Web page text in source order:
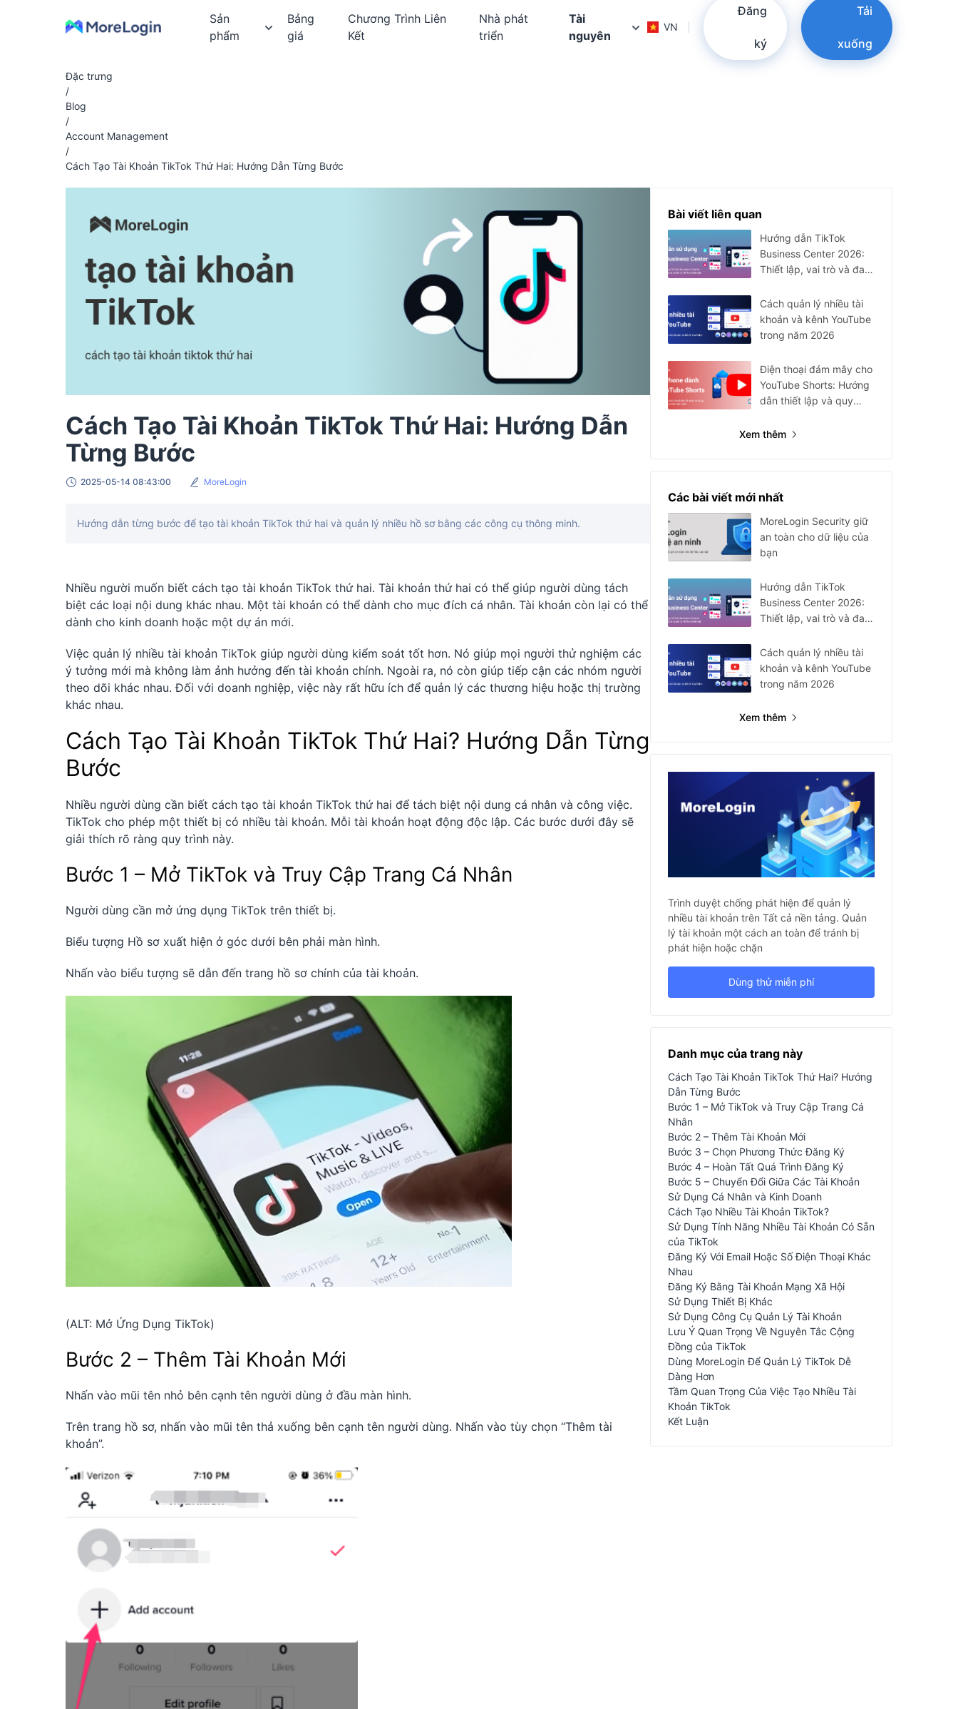
Sản
phẩm
Bảng
giá
Chương Trình Liên
Kết
Nhà phát
triển
Tài
nguyên
VN
Đăng
ký
Tải
xuống
Đặc trưng
/
Blog
/
Account Management
/
Cách Tạo Tài Khoản TikTok Thứ Hai: Hướng Dẫn Từng Bước
Cách Tạo Tài Khoản TikTok Thứ Hai: Hướng Dẫn
Từng Bước
2025-05-14 08:43:00 MoreLogin
Hướng dẫn từng bước để tạo tài khoản TikTok thứ hai và quản lý nhiều hồ sơ bằng các công cụ thông minh.
Nhiều người muốn biết cách tạo tài khoản TikTok thứ hai. Tài khoản thứ hai có thể giúp người dùng tách
biệt các loại nội dung khác nhau. Một tài khoản có thể dành cho mục đích cá nhân. Tài khoản còn lại có thể
dành cho kinh doanh hoặc một dự án mới.
Việc quản lý nhiều tài khoản TikTok giúp người dùng kiểm soát tốt hơn. Nó giúp mọi người thử nghiệm các
ý tưởng mới mà không làm ảnh hưởng đến tài khoản chính. Ngoài ra, nó còn giúp tiếp cận các nhóm người
theo dõi khác nhau. Đối với doanh nghiệp, việc này rất hữu ích để quản lý các thương hiệu hoặc thị trường
khác nhau.
Cách Tạo Tài Khoản TikTok Thứ Hai? Hướng Dẫn Từng
Bước
Nhiều người dùng cần biết cách tạo tài khoản TikTok thứ hai để tách biệt nội dung cá nhân và công việc.
TikTok cho phép một thiết bị có nhiều tài khoản. Mỗi tài khoản hoạt động độc lập. Các bước dưới đây sẽ
giải thích rõ ràng quy trình này.
Bước 1 – Mở TikTok và Truy Cập Trang Cá Nhân
Người dùng cần mở ứng dụng TikTok trên thiết bị.
Biểu tượng Hồ sơ xuất hiện ở góc dưới bên phải màn hình.
Nhấn vào biểu tượng sẽ dẫn đến trang hồ sơ chính của tài khoản.
(ALT: Mở Ứng Dụng TikTok)
Bước 2 – Thêm Tài Khoản Mới
Nhấn vào mũi tên nhỏ bên cạnh tên người dùng ở đầu màn hình.
Trên trang hồ sơ, nhấn vào mũi tên thả xuống bên cạnh tên người dùng. Nhấn vào tùy chọn “Thêm tài
khoản”.
Bài viết liên quan
Hướng dẫn TikTok
Business Center 2026:
Thiết lập, vai trò và đa
Cách quản lý nhiều tài
khoản và kênh YouTube
trong năm 2026
Điện thoại đám mây cho
YouTube Shorts: Hướng
dẫn thiết lập và quy
Xem thêm
Các bài viết mới nhất
MoreLogin Security giữ
an toàn cho dữ liệu của
bạn
Hướng dẫn TikTok
Business Center 2026:
Thiết lập, vai trò và đa
Cách quản lý nhiều tài
khoản và kênh YouTube
trong năm 2026
Xem thêm
Trình duyệt chống phát hiện để quản lý
nhiều tài khoản trên Tất cả nền tảng. Quản
lý tài khoản một cách an toàn để tránh bị
phát hiện hoặc chặn
Dùng thử miễn phí
Danh mục của trang này
Cách Tạo Tài Khoản TikTok Thứ Hai? Hướng
Dẫn Từng Bước
Bước 1 – Mở TikTok và Truy Cập Trang Cá
Nhân
Bước 2 – Thêm Tài Khoản Mới
Bước 3 – Chọn Phương Thức Đăng Ký
Bước 4 – Hoàn Tất Quá Trình Đăng Ký
Bước 5 – Chuyển Đổi Giữa Các Tài Khoản
Sử Dụng Cá Nhân và Kinh Doanh
Cách Tạo Nhiều Tài Khoản TikTok?
Sử Dụng Tính Năng Nhiều Tài Khoản Có Sẵn
của TikTok
Đăng Ký Với Email Hoặc Số Điện Thoại Khác
Nhau
Đăng Ký Bằng Tài Khoản Mạng Xã Hội
Sử Dụng Thiết Bị Khác
Sử Dụng Công Cụ Quản Lý Tài Khoản
Lưu Ý Quan Trọng Về Nguyên Tắc Cộng
Đồng của TikTok
Dùng MoreLogin Để Quản Lý TikTok Dễ
Dàng Hơn
Tầm Quan Trọng Của Việc Tạo Nhiều Tài
Khoản TikTok
Kết Luận